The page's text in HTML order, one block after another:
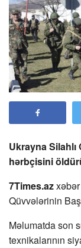
Ukrayna
hərbçisini
7Times.az
Qüvvələrinin
Məlumatda son
texnikalarının